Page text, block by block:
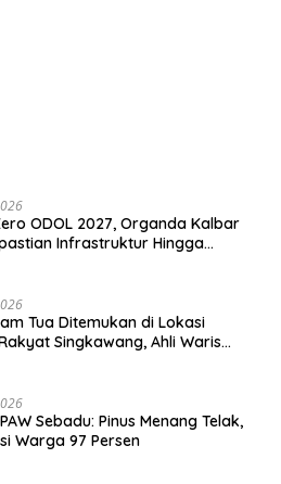
ODOL 2027, Organda Kalbar
Infrastruktur Hingga
Tua Ditemukan di Lokasi
Singkawang, Ahli Waris
Sebadu: Pinus Menang Telak,
Warga 97 Persen